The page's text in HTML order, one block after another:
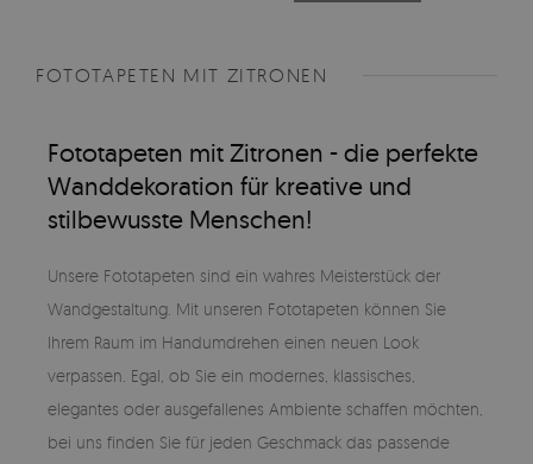
FOTOTAPETEN MIT ZITRONEN
Fototapeten mit Zitronen - die perfekte
Wanddekoration für kreative und
stilbewusste Menschen!
Unsere Fototapeten sind ein wahres Meisterstück der
Wandgestaltung. Mit unseren Fototapeten können Sie
Ihrem Raum im Handumdrehen einen neuen Look
verpassen. Egal, ob Sie ein modernes, klassisches,
elegantes oder ausgefallenes Ambiente schaffen möchten,
bei uns finden Sie für jeden Geschmack das passende